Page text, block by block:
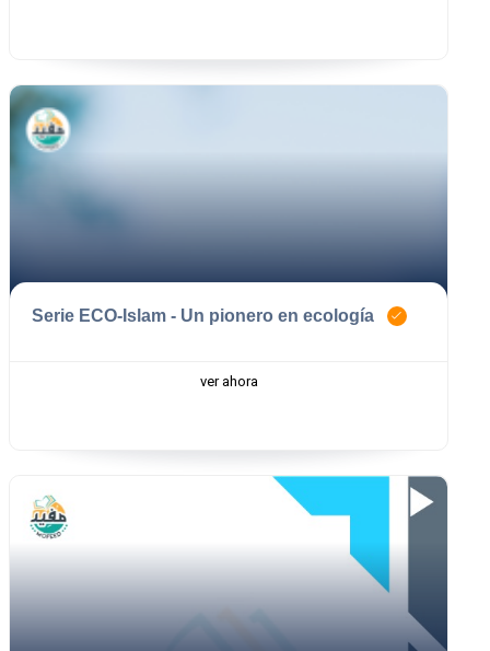
Serie ECO-Islam - Un pionero en ecología
ver ahora